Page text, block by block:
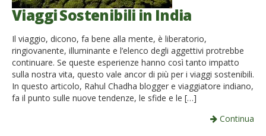
Viaggi Sostenibili in India
Il viaggio, dicono, fa bene alla mente, è liberatorio,
ringiovanente, illuminante e l’elenco degli aggettivi protrebbe
continuare. Se queste esperienze hanno così tanto impatto
sulla nostra vita, questo vale ancor di più per i viaggi sostenibili.
In questo articolo, Rahul Chadha blogger e viaggiatore indiano,
fa il punto sulle nuove tendenze, le sfide e le […]
Continua